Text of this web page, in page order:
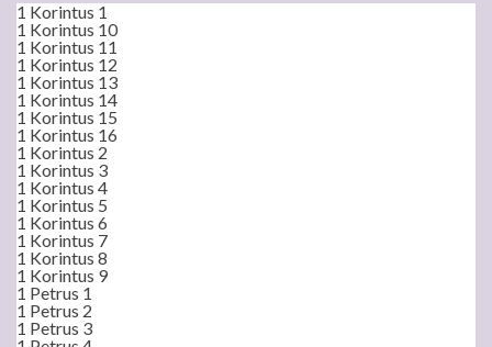
1 Korintus 1
1 Korintus 10
1 Korintus 11
1 Korintus 12
1 Korintus 13
1 Korintus 14
1 Korintus 15
1 Korintus 16
1 Korintus 2
1 Korintus 3
1 Korintus 4
1 Korintus 5
1 Korintus 6
1 Korintus 7
1 Korintus 8
1 Korintus 9
1 Petrus 1
1 Petrus 2
1 Petrus 3